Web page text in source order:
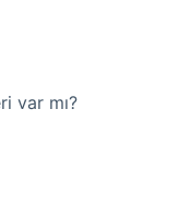
var mı?